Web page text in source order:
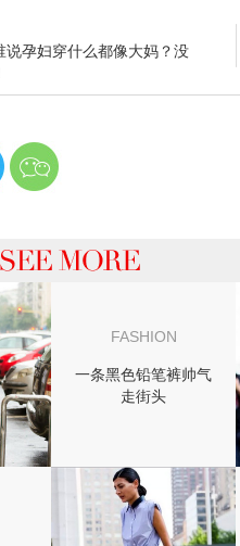
说孕妇穿什么都像大妈？没
more 相关阅读
FASHION
一条黑色铅笔裤帅气
走街头